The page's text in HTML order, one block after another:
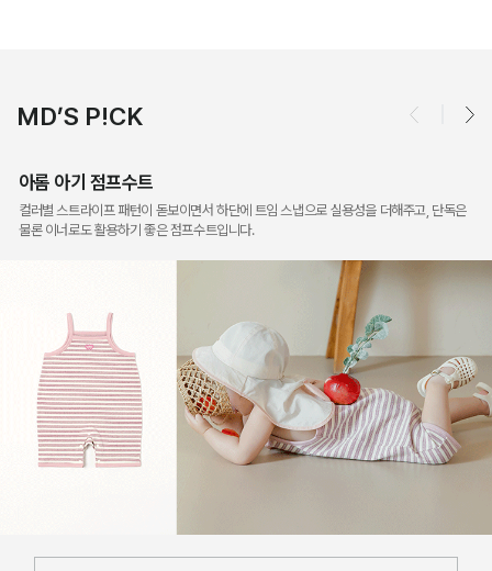
MD’S P!CK
아롬 아기 점프수트
컬러별 스트라이프 패턴이 돋보이면서 하단에 트임 스냅으로 실용성을 더해주고, 단독은
물론 이너로도 활용하기 좋은 점프수트입니다.